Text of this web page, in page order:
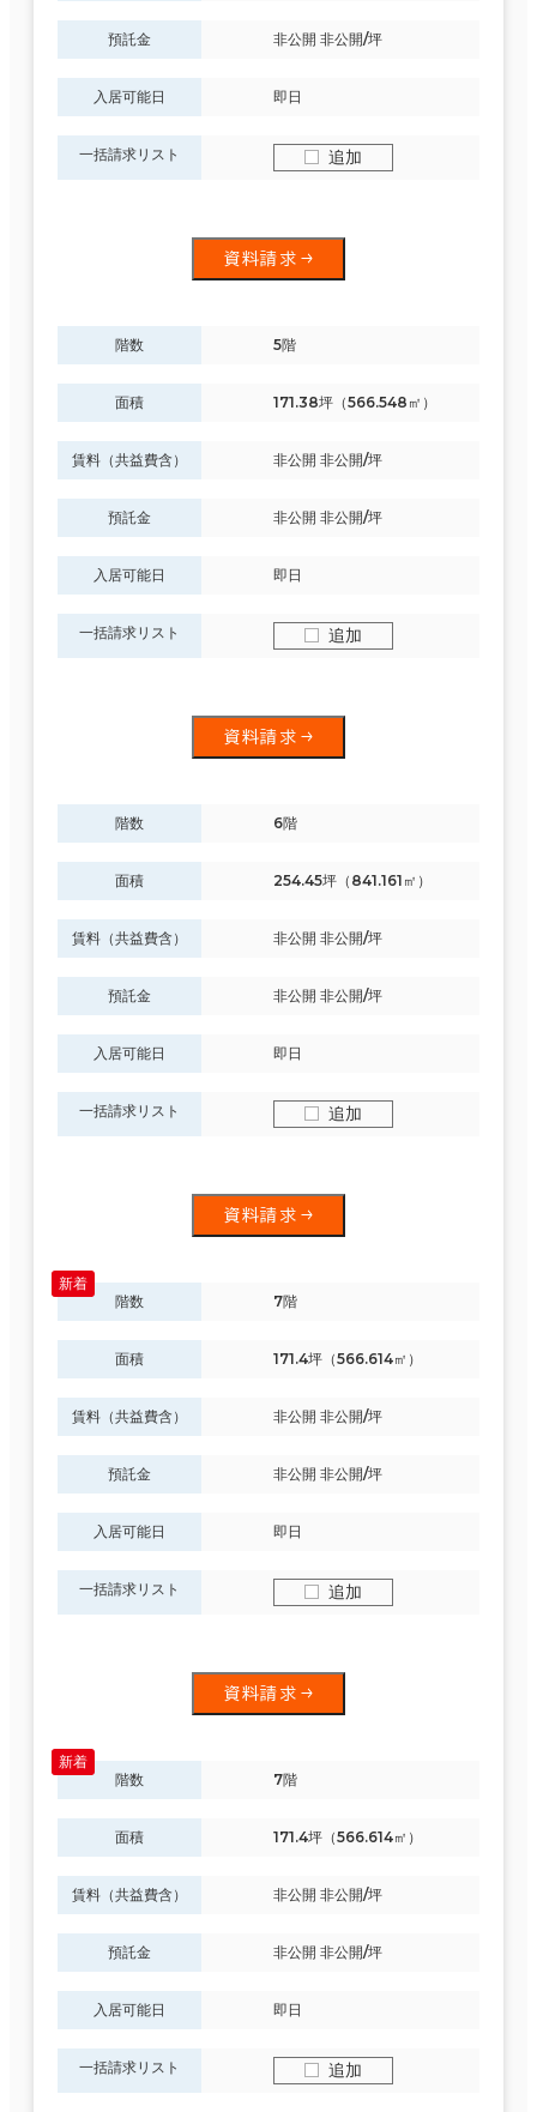
預託金 非公開 非公開/坪
入居可能日 即日
一括請求リスト 追加
資料請求
階数 5階
面積 171.38坪（566.548㎡）
賃料（共益費含） 非公開 非公開/坪
預託金 非公開 非公開/坪
入居可能日 即日
一括請求リスト 追加
資料請求
階数 6階
面積 254.45坪（841.161㎡）
賃料（共益費含） 非公開 非公開/坪
預託金 非公開 非公開/坪
入居可能日 即日
一括請求リスト 追加
資料請求
階数 7階
面積 171.4坪（566.614㎡）
賃料（共益費含） 非公開 非公開/坪
預託金 非公開 非公開/坪
入居可能日 即日
一括請求リスト 追加
資料請求
階数 7階
面積 171.4坪（566.614㎡）
賃料（共益費含） 非公開 非公開/坪
預託金 非公開 非公開/坪
入居可能日 即日
一括請求リスト 追加